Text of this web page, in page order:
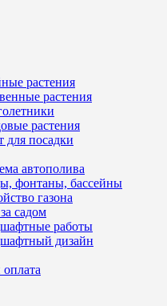
растения
растения
растения
для посадки
автополива
фонтаны, бассейны
газона
садом
работы
дизайн